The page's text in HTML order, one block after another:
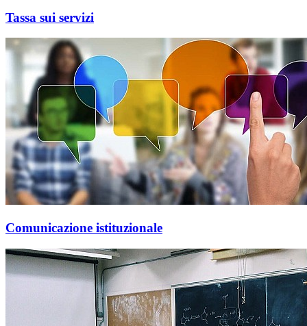
Tassa sui servizi
Comunicazione istituzionale